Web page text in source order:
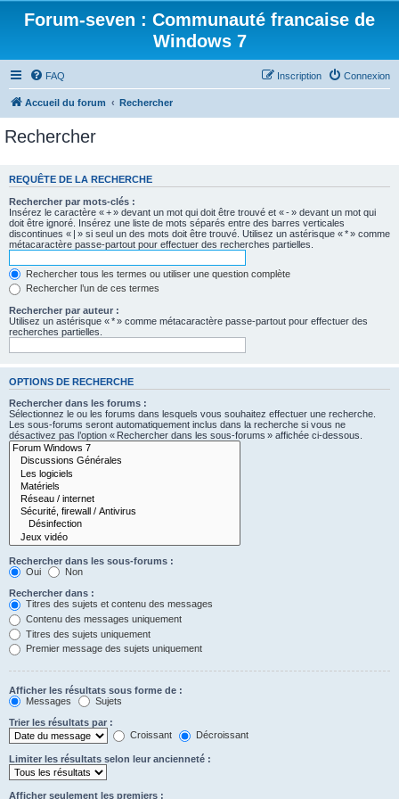
Forum-seven : Communauté francaise de
Windows 7
FAQ Connexion
Inscription
Accueil du forum Rechercher
Rechercher
REQUÊTE DE LA RECHERCHE
Rechercher par mots-clés :
Insérez le caractère « + » devant un mot qui doit être trouvé et « - » devant un mot qui
doit être ignoré. Insérez une liste de mots séparés entre des barres verticales
discontinues « | » si seul un des mots doit être trouvé. Utilisez un astérisque « * » comme
métacaractère passe-partout pour effectuer des recherches partielles.
Rechercher tous les termes ou utiliser une question complète
Rechercher l’un de ces termes
Rechercher par auteur :
Utilisez un astérisque « * » comme métacaractère passe-partout pour effectuer des
recherches partielles.
OPTIONS DE RECHERCHE
Rechercher dans les forums :
Sélectionnez le ou les forums dans lesquels vous souhaitez effectuer une recherche.
Les sous-forums seront automatiquement inclus dans la recherche si vous ne
désactivez pas l’option « Rechercher dans les sous-forums » affichée ci-dessous.
Rechercher dans les sous-forums :
Oui
Non
Rechercher dans :
Titres des sujets et contenu des messages
Contenu des messages uniquement
Titres des sujets uniquement
Premier message des sujets uniquement
Afficher les résultats sous forme de :
Messages
Sujets
Trier les résultats par :
Croissant
Décroissant
Limiter les résultats selon leur ancienneté :
Afficher seulement les premiers :